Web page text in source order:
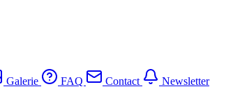
Galerie FAQ Contact Newsletter